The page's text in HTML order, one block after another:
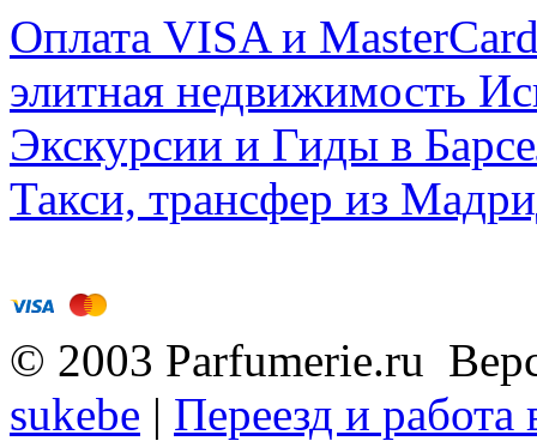
Оплата VISA и
элитная недвижимость
Экскурсии и Гиды в
Такси, трансфер из
© 2003 Parfumerie.ru
sukebe | Переезд и